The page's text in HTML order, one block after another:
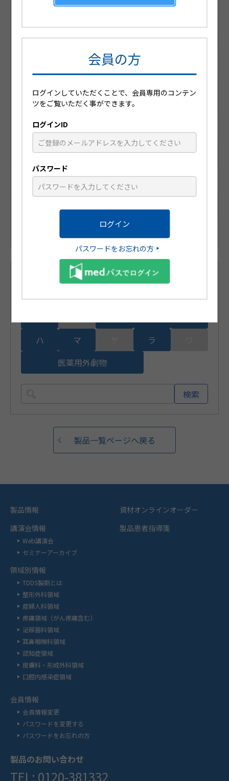
ー
YJコード （個別コード）
ー
レセプト電算コード
（医薬品マスターコード）
識別コード
ー
統一商品コード
製品名別 (五十音順) 製品一覧
ハ
マ ラ
医薬用外劇物
検索
製品一覧ページへ戻る
製品情報
講演会情報
Web講演会
セミナーアーカイブ
領域別情報
TDDS製剤とは
整形外科領域
産婦人科領域
疼痛領域（がん疼痛含む）
泌尿器科領域
耳鼻咽喉科領域
認知症領域
皮膚科・形成外科領域
口腔内感染症領域
資材オンラインオーダー
製品患者指導箋
会員情報
会員情報変更
パスワードを変更する
パスワードをお忘れの方
製品のお問い合わせ
TEL: 0120-381332
会員の方
ログインしていただくことで、会員専用のコンテン
ツをご覧いただく事ができます。
ログインID
パスワード
パスワードをお忘れの方